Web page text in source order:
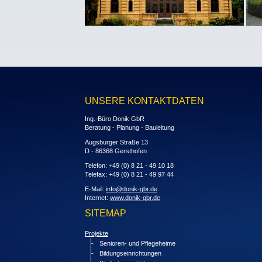
UNSERE KONTAKTDATEN
Ing.-Büro Donik GbR
Beratung - Planung - Bauleitung
Augsburger Straße 13
D - 86368 Gersthofen
Telefon: +49 (0) 8 21 - 49 10 18
Telefax: +49 (0) 8 21 - 49 97 44
E-Mail: info@donik-gbr.de
Internet: www.donik-gbr.de
SITEMAP
Projekte
Senioren- und Pflegeheime
Bildungseinrichtungen